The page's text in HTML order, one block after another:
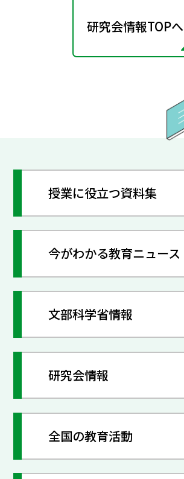
研究会情報TOPへ
授業に役立つ資料集
今がわかる教育ニュース
文部科学省情報
研究会情報
全国の教育活動